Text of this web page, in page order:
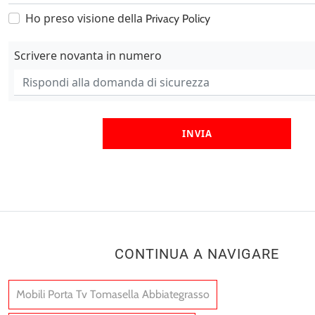
Ho preso visione della Privacy Policy
Scrivere novanta in numero
INVIA
CONTINUA A NAVIGARE
Mobili Porta Tv Tomasella Abbiategrasso